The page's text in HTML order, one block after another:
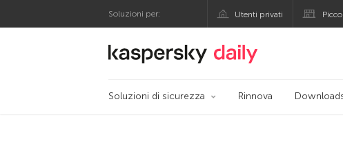
Soluzioni per: Utenti privati
Blog ufficiale di Kaspersky
Soluzioni di sicurezza Rinnova